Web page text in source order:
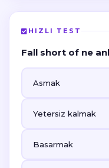
HIZLI TEST
Fall short of ne
Asmak
Yetersiz kalmak
Basarmak